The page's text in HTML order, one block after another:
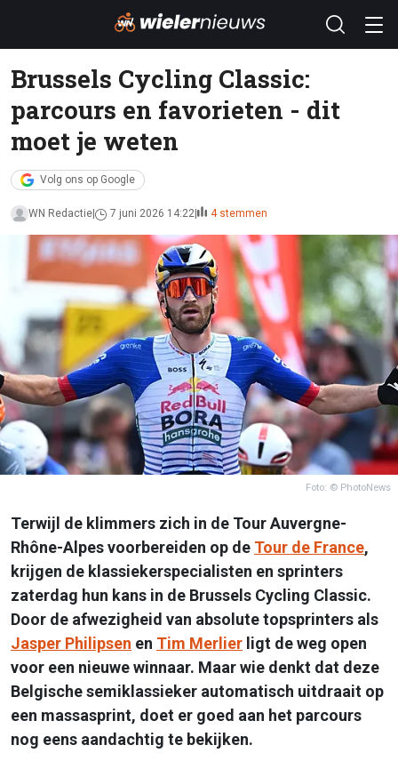
Brussels Cycling Classic:
parcours en favorieten - dit
moet je weten
Volg ons op Google
WN Redactie 7 juni 2026 14:22 4 stemmen
Foto: © PhotoNews
Terwijl de klimmers zich in de Tour Auvergne-
Rhône-Alpes voorbereiden op de Tour de France,
krijgen de klassiekerspecialisten en sprinters
zaterdag hun kans in de Brussels Cycling Classic.
Door de afwezigheid van absolute topsprinters als
Jasper Philipsen en Tim Merlier ligt de weg open
voor een nieuwe winnaar. Maar wie denkt dat deze
Belgische semiklassieker automatisch uitdraait op
een massasprint, doet er goed aan het parcours
nog eens aandachtig te bekijken.